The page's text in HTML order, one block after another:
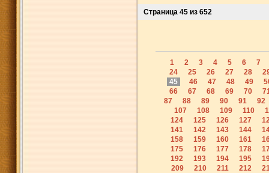
Страница 45 из 652
1 2 3 4 5 6
7
24
25 26 27 28
45
46 47 48 49
66
67 68 69 70
87
88 89 90 91
92
107
108 109 110
124
125 126 127
141
142 143 144
158
159 160 161
175
176 177 178
192
193 194 195
209
210 211 212